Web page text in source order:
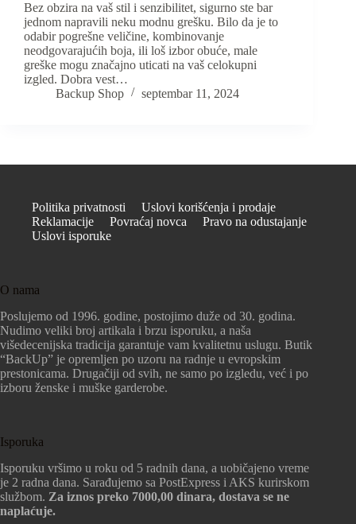
Bez obzira na vaš stil i senzibilitet, sigurno ste bar
jednom napravili neku modnu grešku. Bilo da je to
odabir pogrešne veličine, kombinovanje
neodgovarajućih boja, ili loš izbor obuće, male
greške mogu značajno uticati na vaš celokupni
izgled. Dobra vest…
Backup Shop
septembar 11, 2024
Politika privatnosti
Uslovi korišćenja i prodaje
Reklamacije
Povraćaj novca
Pravo na odustajanje
Uslovi isporuke
O nama
Poslujemo od 1996. godine, postojimo duže od 30. godina.
Nudimo veliki broj artikala i brzu isporuku, a naša
višedecenijska tradicija garantuje vam kvalitetnu uslugu. Butik
“BackUp” je opremljen po uzoru na radnje u evropskim
prestonicama. Drugačiji od svih, ne samo po izgledu, već i po
izboru ženske i muške garderobe.
Isporuka
Isporuku vršimo u roku od 5 radnih dana, a uobičajeno vreme
je 2 radna dana. Sarađujemo sa PostExpress i AKS kurirskom
službom. Za iznos preko 7000,00 dinara, dostava se ne
naplaćuje.